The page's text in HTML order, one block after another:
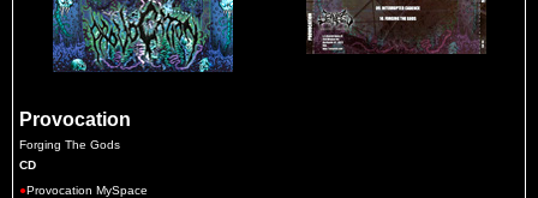
Provocation
Forging The Gods
CD
●Provocation MySpace